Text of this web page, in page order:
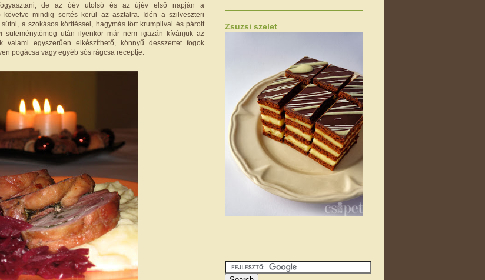
de az óév utolsó és az újév első napján a
követve mindig sertés kerül az asztalra. Idén a szilveszteri
a szokásos körítéssel, hagymás tört krumplival és párolt
süteménytömeg után ilyenkor már nem igazán kívánjuk az
valami egyszerűen elkészíthető, könnyű desszertet fogok
pogácsa vagy egyéb sós rágcsa receptje.
Zsuzsi szelet